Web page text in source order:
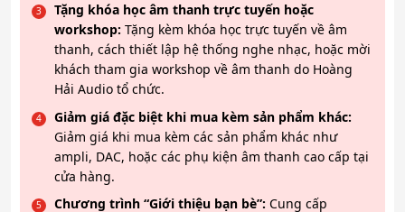
Tặng khóa học âm thanh trực tuyến hoặc
workshop: Tặng kèm khóa học trực tuyến về âm
thanh, cách thiết lập hệ thống nghe nhạc, hoặc mời
khách tham gia workshop về âm thanh do Hoàng
Hải Audio tổ chức.
Giảm giá đặc biệt khi mua kèm sản phẩm khác:
Giảm giá khi mua kèm các sản phẩm khác như
ampli, DAC, hoặc các phụ kiện âm thanh cao cấp tại
cửa hàng.
Chương trình “Giới thiệu bạn bè”: Cung cấp